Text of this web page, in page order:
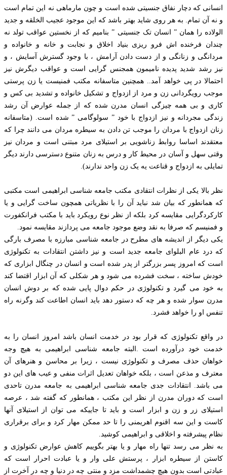
انسانی که دچار نفاق جنسیتی شده است و چون مارماهی نه این تمام است
و نه آن تمام. به هر روی شاید بهتر باشد که این موجود عجیب الخلقه و جدید
الولاده را همان ” انسان تک جنسیتی ” بنامیم که از نخستین عواقب تولد نه
چندان فرخنده اش فرو ریزی بنیاد اخلاق و نجابت و خانه و خانواده و
مردانگی و زنانگی و از دست دادن آرامش ، با وجود گسترش آسایش ، و
نیز رشد شدید پدیده نامیمون همجنس گرایی است و عواقب دیگرش نیز
احتمالا در پی خواهد آمد.. همچنین متاسفانه مکتب فمنیست یا زن پرستی
موجب رویگردانی زن و مرد از ازدواج و تشکیل خانواده و تشدید بی کس و
کاری و بی همه چیزگی انسان مدرن شده که از جمله عوارض آن رشد
زندگی مجردانه و نیز ازدواج با خود ” سولوگامی ” شده است. (متاسفانه
زنان ازدواج با مردان را موجب تن دادن به سیطره مردان می دانند چرا که
معتقدند اساسا روابط زناشویی بر استیلای مرد مبتنی است و مردان نیز
وقتی سهل و آسان در محیط کار و درس به زنان متنوع دسترسی دارند دیگر
تمایلی به ازدواج و قناعت یه یک زن واحد ندارند).
نظر بالا یکی از نظرات انتقادی مکتب جامعه شناسی ابراهیمی است مکتبی
که همانطور که بیان شد نباید آن را با نظریاتی همچون ساخت گرایی و یا
کارکردگرایی مقایسه کرد بلکه از نظر نوع رویکرد باید با مکتب فرانکفورت
و فمنیسم که صرفا به نقد وضع موجود جامعه می پردازند مقایسه نمود.
یکی دیگر از اندیشه های مطرح در جامعه شناسی مبارزه با مصرف بارگی
که درد عام البلوای جامعه جدید است و نیز داشتن انتقادات به تکنولوژی
است که امروز پسر بزرگتر از پدر شده است و انسان در چنگال ابزاری که
خودش ساخته ، سخت فشرده می شود و هر شکلی که آن ابزار اقتضا کند
به خود می گیرد و تکنولوژی در حکم دوال پایی شده که بر دوش انسان
مدرن سوار شده و هر چه که دستور دهد باید انسان اطاعت کند وگرنه راه
تنفس او را خواهد فشرد.
در واقع تکنولوژی که قرار بود در خدمت انسان باشد امروز انسان را به
خدمت خود درآورده است .البته جامعه شناسی ابراهیمی به هیچ وجه
خواهان حذف مصرف و تکنولوژی نیست ، زیرا بر محاسن و هنرهای آن
معترف و مذعن است ، بلکه خواهان تعدیل اثرات منفی و عیب های این دو
می باشد. انتقادات جدی جامعه شناسی ابراهیمی به جامعه مدرن تاحدی
است که دوران مدرن از نظر این مکتب ، همانطور که گفته شد ، عرصه
استیلای زر و زن و ابزار است و باید تا جاییکه می توان از استیلای آنها
کاست و این سه اقنوم اهریمنی را تا حد ممکن مهار کرد و برای برقراری
نظام پیشرفته و اخلاقی و ابراهیمی کوشید.
به نظر می رسد تنها راه مهار و یا بهتر بگوییم کاهش عوارض تکنولوژی و
کاستن از سیطره ابزار ، پرستش علی وار و یا عبادت احرار است که
عبادتی است بدون هیچ چشمداشت مزد و منتی چه در دنیا و چه در آخرت از